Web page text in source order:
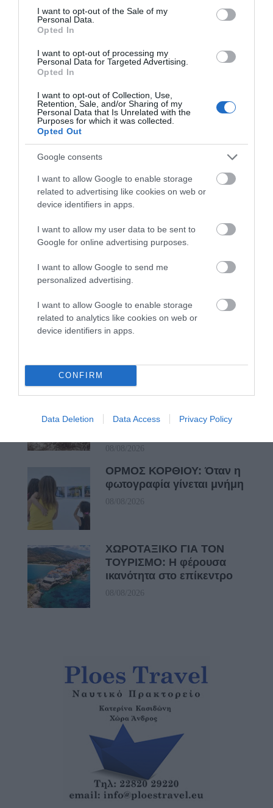
consent section.
I want to opt-out of the Sale of my
Personal Data.
Opted In
I want to opt-out of processing my
Personal Data for Targeted Advertising.
Opted In
I want to opt-out of Collection, Use,
Retention, Sale, and/or Sharing of my
Personal Data that Is Unrelated with the
Purposes for which it was collected.
Opted Out
Google consents
I want to allow Google to enable storage
related to advertising like cookies on web or
device identifiers in apps.
I want to allow my user data to be sent to
Google for online advertising purposes.
I want to allow Google to send me
personalized advertising.
I want to allow Google to enable storage
related to analytics like cookies on web or
device identifiers in apps.
CONFIRM
Data Deletion Data Access Privacy Policy
Από τον 19ο αιώνα μέχρι και την δεκαετία του 1970
Η Άνδρος συνεχίζει να μπαρκάρει…
Κυκλάδες
ΧΩΡΟΤΑΞΙΚΟ ΓΙΑ ΤΟΝ ΤΟΥΡΙΣΜΟ: Η φέρουσα
ικανότητα στο επίκεντρο
Πρόσφατα Άρθρα
ΔΥΟ ΚΑΛΟΚΑΙΡΙΝΑ
ΔΡΩΜΕΝΑ: Όταν η νέα
ναυτοσύνη του νησιού
ΠΡΟΣΟΧΗ: Πολύ υψηλός
κίνδυνος πυρκαγιάς στις
Από τον 19ο αιώνα μέχρι
08/08/2026
ΟΡΜΟΣ ΚΟΡΘΙΟΥ: Όταν η
φωτογραφία γίνεται μνήμη
08/08/2026
ΧΩΡΟΤΑΞΙΚΟ ΓΙΑ ΤΟΝ
ΤΟΥΡΙΣΜΟ: Η φέρουσα
ικανότητα στο επίκεντρο
08/08/2026